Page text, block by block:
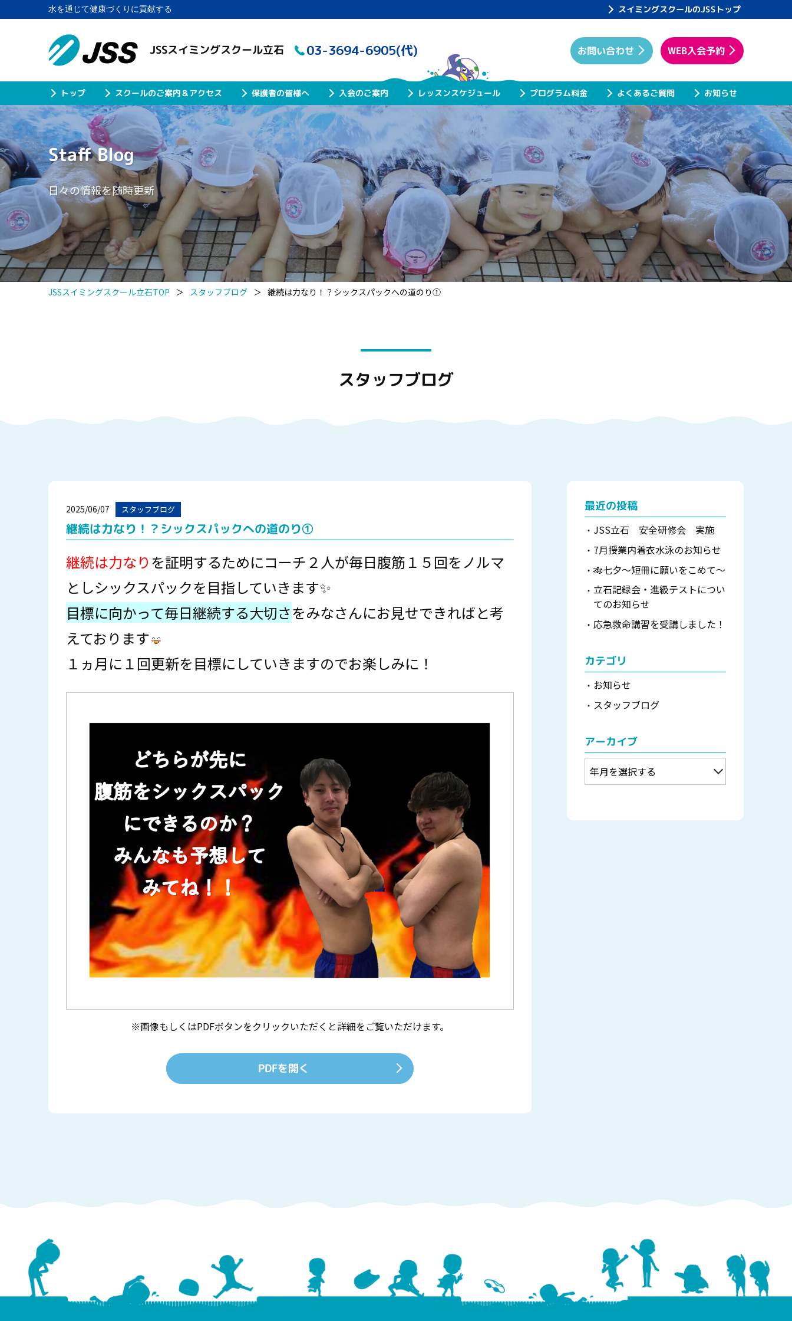
水を通じて健康づくりに貢献する スイミングスクールのJSSトップ
JSSスイミングスクール立石 03-3694-6905(代)
トップ スクールのご案内＆アクセス 保護者の皆様へ 入会のご案内 レッスンスケジュール プログラム料金 よくあるご質問 お知らせ
お問い合わせ WEB入会予約
Staff Blog
日々の情報を随時更新
JSSスイミングスクール立石TOP ＞ スタッフブログ ＞ 継続は力なり！？シックスパックへの道のり①
スタッフブログ
2025/06/07 スタッフブログ
継続は力なり！？シックスパックへの道のり①
継続は力なり を証明するためにコーチ２人が毎日腹筋１５回をノルマ
としシックスパックを目指していきます✨
目標に向かって毎日継続する大切さをみなさんにお見せできればと考
えております
１ヵ月に１回更新を目標にしていきますのでお楽しみに！
※画像もしくはPDFボタンをクリックいただくと詳細をご覧いただけます。
PDFを開く
最近の投稿
JSS立石 安全研修会 実施
7月授業内着衣水泳のお知らせ
🎋七夕～短冊に願いをこめて～
立石記録会・進級テストについ
てのお知らせ
応急救命講習を受講しました！
カテゴリ
お知らせ
スタッフブログ
アーカイブ